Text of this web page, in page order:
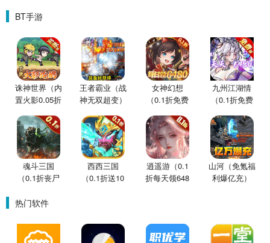
BT手游
诛神世界（内
置火影0.05折
王者霸业（战
神无双超变）
女神幻想
（0.1折免费
九州江湖情
（0.1折免费
魂斗三国
（0.1折丧尸
西西三国
（0.1折送10
逍遥游（0.1
折每天领648
山河（免氪福
利爆亿充）
热门软件